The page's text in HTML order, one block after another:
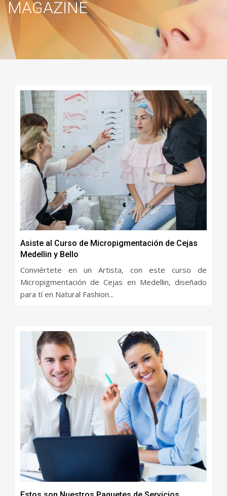
MAGAZINE
Asiste al Curso de Micropigmentación de Cejas
Medellin y Bello
Conviértete en un Artista, con este curso de
Micropigmentación de Cejas en Medellin, diseñado
para tí en Natural Fashion...